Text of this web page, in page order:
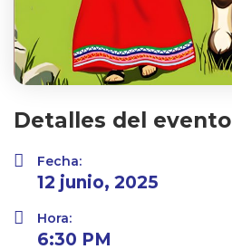
Detalles del evento
Fecha:
12 junio, 2025
Hora:
6:30 PM